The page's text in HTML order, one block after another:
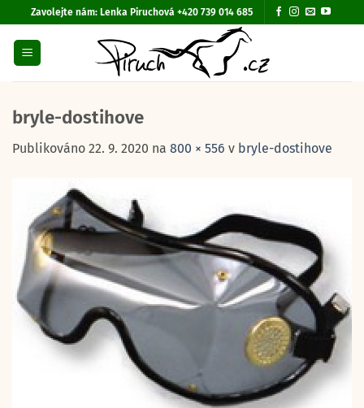
Přeskočit
na
obsah
Zavolejte nám: Lenka Piruchová +420 739 014 685
bryle-dostihove
Publikováno 22. 9. 2020 na 800 × 556 v bryle-dostihove